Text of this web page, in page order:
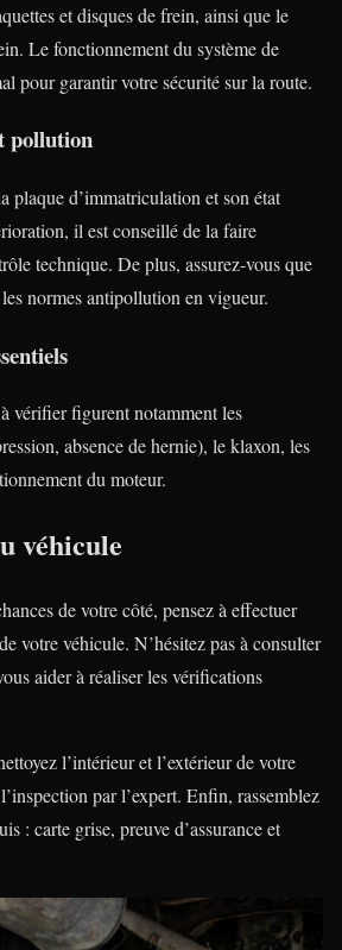
et disques de frein, ainsi que le
Le fonctionnement du système de
pour garantir votre sécurité sur la route.
pollution
plaque d’immatriculation et son état
il est conseillé de la faire
technique. De plus, assurez-vous que
normes antipollution en vigueur.
vérifier figurent notamment les
absence de hernie), le klaxon, les
du moteur.
véhicule
de votre côté, pensez à effectuer
de votre véhicule. N’hésitez pas à consulter
aider à réaliser les vérifications
l’intérieur et l’extérieur de votre
par l’expert. Enfin, rassemblez
: carte grise, preuve d’assurance et